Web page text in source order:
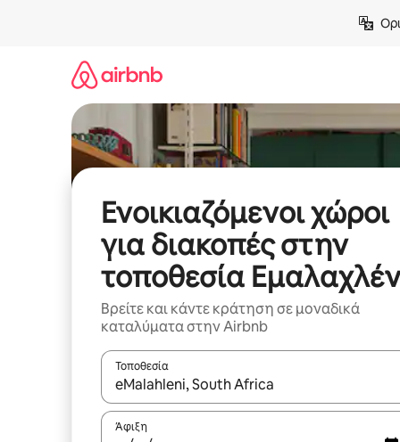
Ενοικιαζόμενοι χώροι
για διακοπές στην
τοποθεσία
Βρείτε και κάντε κράτηση σε μοναδικά
καταλύματα στην Airbnb
Τοποθεσία
Όταν τα αποτελέσματα είναι διαθέσιμα,
Άφιξη